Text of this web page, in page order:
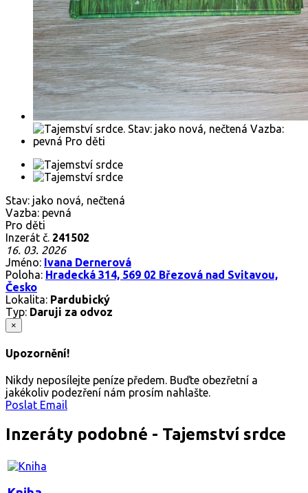
Stav: jako nová, nečtená
Vazba: pevná
Pro děti
Inzerát č. 241502
16. 03. 2026
Jméno: Ivana Dernerová
Poloha: Hradecká 314, 569 02 Březová nad Svitavou,
Česko
Lokalita: Pardubický
Typ: Daruji za odvoz
×
Upozornění!
Nikdy neposílejte peníze předem. Buďte obezřetní a
jakékoliv podezření nám prosím nahlašte.
Poslat Email
Inzeráty podobné - Tajemství srdce